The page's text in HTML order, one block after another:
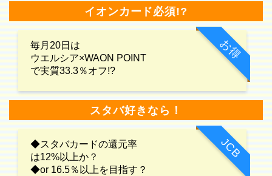
イオンカード必須!?
お得
毎月20日は
ウエルシア×WAON POINT
で実質33.3％オフ!?
スタバ好きなら！
JCB
◆スタバカードの還元率
は12%以上か？
◆or 16.5％以上を目指す？